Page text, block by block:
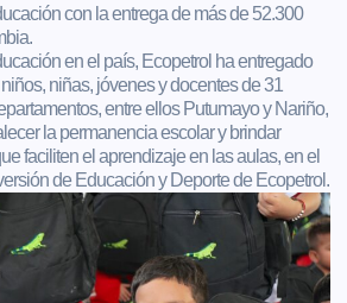
con la entrega de más de 52.300
en el país, Ecopetrol ha entregado
niñas, jóvenes y docentes de 31
entre ellos Putumayo y Nariño,
la permanencia escolar y brindar
faciliten el aprendizaje en las aulas, en el
de Educación y Deporte de Ecopetrol.